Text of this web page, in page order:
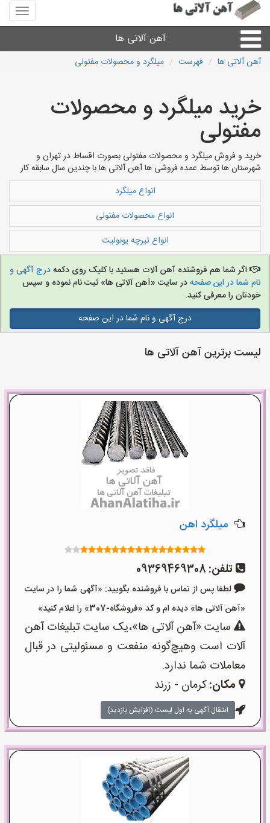
منوی
سایت
آلاتی
آهن آلاتی ها
ورق
لوله و اتصالات
سایر آهن آلات
آهن آلاتی های شهرها
آهن آلاتی ها فهرست میلگرد و محصولات مفتولی
خرید میلگرد و محصولات
مفتولی
خرید و فروش میلگرد و محصولات مفتولی بصورت اقساط در تهران و
شهرستان ها توسط عمده فروشی ها آهن آلاتی ها با چندین سال سابقه کار
انواع میلگرد
انواع محصولات مفتولی
انواع تیرچه یونولیت
اگر شما هم فروشنده آهن آلات هستید با کلیک روی دکمهدرج آگهی و
نام شما در این صفحهدر سایت «آهن آلاتی ها» ثبت نام نموده و سپس
خودتان را معرفی کنید.
درج آگهی و نام شما در این صفحه
لیست برترین آهن آلاتی ها
میلگرد اهن
تلفن: 09369469308
لطفا پس از تماس با فروشنده بگویید: «آگهی شما را در سایت
«آهن آلاتی ها» دیده ام و کد «فروشگاه-307» را اعلام کنید»
سایت «آهن آلاتی ها»،یک سایت تبلیغات آهن
آلات است وهیچ‌گونه منفعت و مسئولیتی در قبال
معاملات شما ندارد.
مکان:کرمان - زرند
انتقال آگهی به اول لیست (افزایش بازدید)